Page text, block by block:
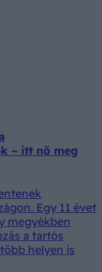
– itt nő meg
Egy 11 évet
megyékben
a tartós
helyen is